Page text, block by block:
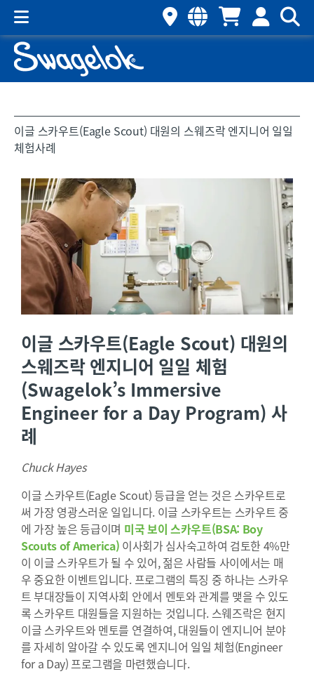
이글 스카우트(Eagle Scout) 대원의 스웨즈락 엔지니어 일일
체험사례
이글 스카우트(Eagle Scout) 대원의
스웨즈락 엔지니어 일일 체험
(Swagelok’s Immersive
Engineer for a Day Program) 사
례
Chuck Hayes
이글 스카우트(Eagle Scout) 등급을 얻는 것은 스카우트로
써 가장 영광스러운 일입니다. 이글 스카우트는 스카우트 중
에 가장 높은 등급이며 미국 보이 스카우트(BSA: Boy
Scouts of America) 이사회가 심사숙고하여 검토한 4%만
이 이글 스카우트가 될 수 있어, 젊은 사람들 사이에서는 매
우 중요한 이벤트입니다. 프로그램의 특징 중 하나는 스카우
트 부대장들이 지역사회 안에서 멘토와 관계를 맺을 수 있도
록 스카우트 대원들을 지원하는 것입니다. 스웨즈락은 현지
이글 스카우트와 멘토를 연결하여, 대원들이 엔지니어 분야
를 자세히 알아갈 수 있도록 엔지니어 일일 체험(Engineer
for a Day) 프로그램을 마련했습니다.